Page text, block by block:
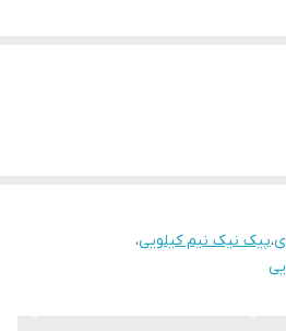
،پیک نیک نیم کیلویی،